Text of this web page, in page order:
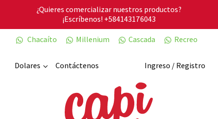
¿Quieres comercializar nuestros productos?
¡Escríbenos!+584143176043
Chacaíto
Millenium Cascada Recreo
Dolares Ingreso / Registro
Contáctenos